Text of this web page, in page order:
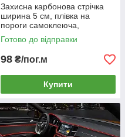
Захисна карбонова стрічка
ширина 5 см, плівка на
пороги самоклеюча,
накладка молдинг, тюнінг
авто, наклейка
Готово до відправки
98 ₴/пог.м
Купити